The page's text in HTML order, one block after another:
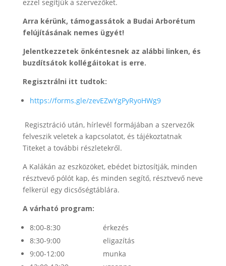
ezzel segítjük a szervezőket.
Arra kérünk, támogassátok a Budai Arborétum
felújításának nemes ügyét!
Jelentkezzetek önkéntesnek az alábbi linken, és
buzdítsátok kollégáitokat is erre.
Regisztrálni itt tudtok:
https://forms.gle/zevEZwYgPyRyoHWg9
Regisztráció után, hírlevél formájában a szervezők
felveszik veletek a kapcsolatot, és tájékoztatnak
Titeket a további részletekről.
A Kalákán az eszközöket, ebédet biztosítják, minden
résztvevő pólót kap, és minden segítő, résztvevő neve
felkerül egy dicsőségtáblára.
A várható program:
8:00-8:30 érkezés
8:30-9:00 eligazítás
9:00-12:00 munka